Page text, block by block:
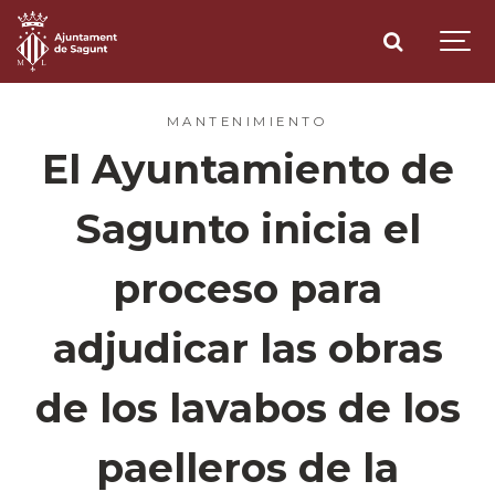
MANTENIMIENTO
El Ayuntamiento de
Sagunto inicia el
proceso para
adjudicar las obras
de los lavabos de los
paelleros de la